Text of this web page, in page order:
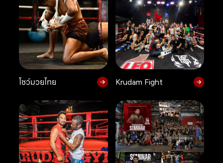
โชว์มวยไทย Krudam Fight